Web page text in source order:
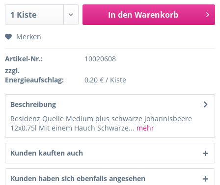
In den Warenkorb
Merken
Artikel-Nr.:
10020608
zzgl.
Energieaufschlag:
0,20 € / Kiste
Beschreibung
Residenz Quelle Medium plus schwarze Johannisbeere
12x0,75l Mit einem Hauch Schwarze... mehr
Kunden kauften auch
Kunden haben sich ebenfalls angesehen